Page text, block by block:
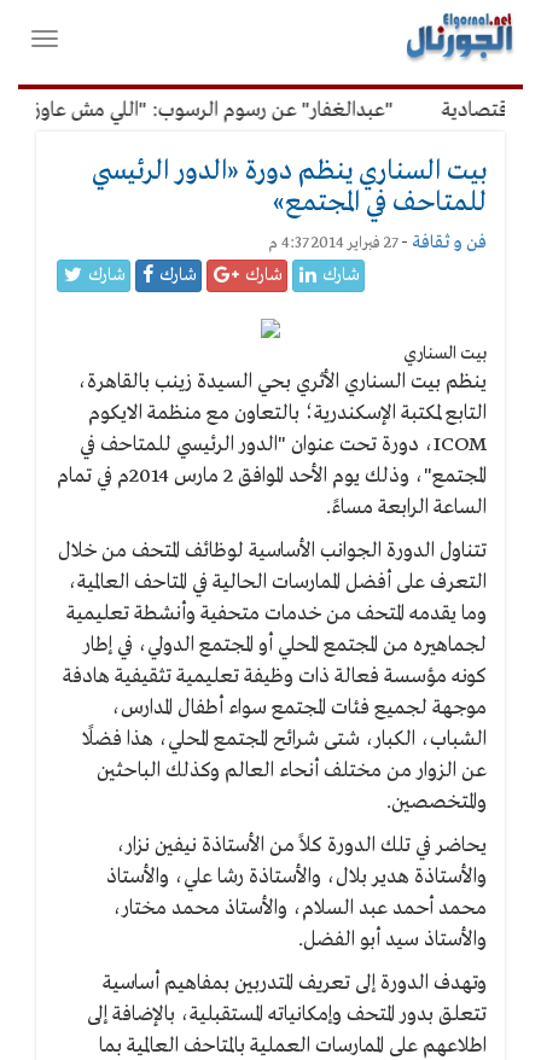
القائمة
الرئيسية
فتح
"عبدالغفار" عن رسوم الرسوب: "اللي مش عاوز
بيت السناري ينظم دورة «الدور الرئيسي
للمتاحف في المجتمع»
فن و ثقافة -27 فبراير 2014 4:37 م
شارك شارك شارك شارك
بيت السناري
ينظم بيت السناري الأثري بحي السيدة زينب بالقاهرة،
التابع لمكتبة الإسكندرية؛ بالتعاون مع منظمة الايكوم
ICOM، دورة تحت عنوان "الدور الرئيسي للمتاحف في
المجتمع"، وذلك يوم الأحد الموافق 2 مارس 2014م في تمام
الساعة الرابعة مساءً.
تتناول الدورة الجوانب الأساسية لوظائف المتحف من خلال
التعرف على أفضل الممارسات الحالية في المتاحف العالمية،
وما يقدمه المتحف من خدمات متحفية وأنشطة تعليمية
لجماهيره من المجتمع المحلي أو المجتمع الدولي، في إطار
كونه مؤسسة فعالة ذات وظيفة تعليمية تثقيفية هادفة
موجهة لجميع فئات المجتمع سواء أطفال المدارس،
الشباب، الكبار، شتى شرائح المجتمع المحلي، هذا فضلًا
عن الزوار من مختلف أنحاء العالم وكذلك الباحثين
والمتخصصين.
يحاضر في تلك الدورة كلاً من الأستاذة نيفين نزار،
والأستاذة هدير بلال، والأستاذة رشا علي، والأستاذ
محمد أحمد عبد السلام، والأستاذ محمد مختار،
والأستاذ سيد أبو الفضل.
وتهدف الدورة إلى تعريف المتدربين بمفاهيم أساسية
تتعلق بدور المتحف وإمكانياته المستقبلية، بالإضافة إلى
اطلاعهم على الممارسات العملية بالمتاحف العالمية بما